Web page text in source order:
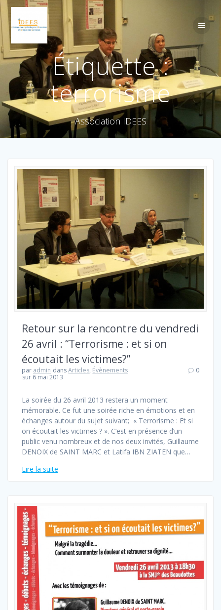
Étiquette :
terrorisme
Association IDEES
Retour sur la rencontre du vendredi
26 avril : “Terrorisme : et si on
écoutait les victimes?”
par admin dansArticles, Évènements
sur 6 mai 2013
0
La soirée du 26 avril 2013 restera un moment
mémorable. Ce fut une soirée riche en émotions et en
échanges autour du sujet suivant; « Terrorisme : Et si
on écoutait les victimes ? ». C’est en présence d’un
public venu nombreux et de nos deux invités, Guillaume
DENOIX de SAINT MARC et Latifa IBN ZIATEN que…
Lire la suite